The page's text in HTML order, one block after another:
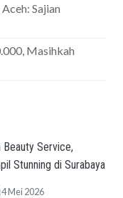
Sajian
Masihkah
Service,
Stunning di Surabaya
4 Mei 2026